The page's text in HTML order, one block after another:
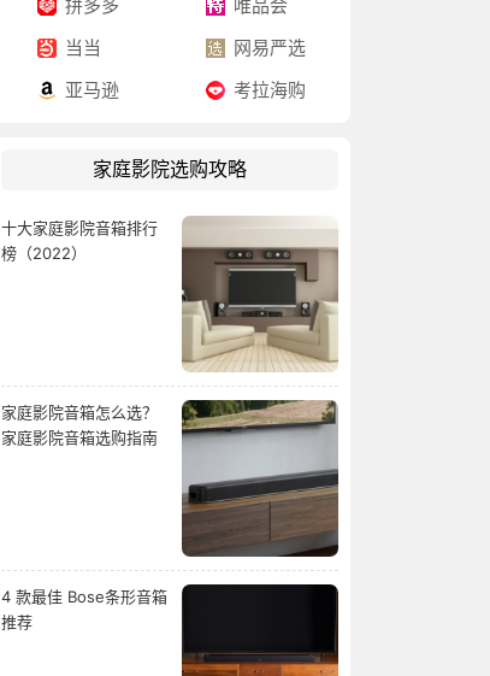
拼多多
唯品会
当当
网易严选
亚马逊
考拉海购
家庭影院选购攻略
十大家庭影院音箱排行
榜（2022）
家庭影院音箱怎么选？
家庭影院音箱选购指南
4 款最佳 Bose条形音箱
推荐